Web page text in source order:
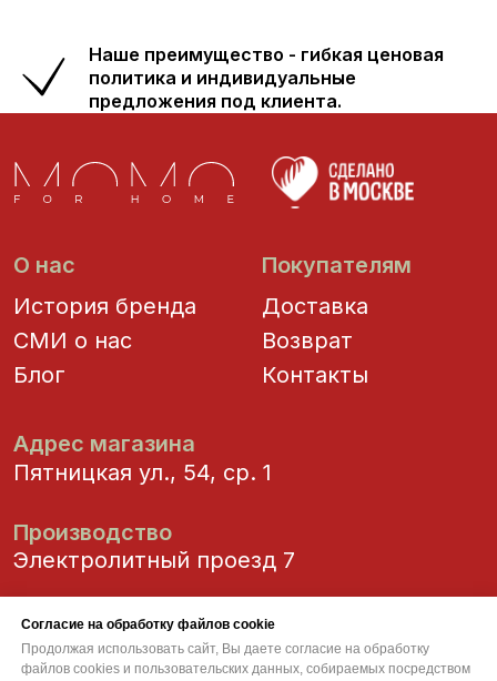
Наше преимущество - гибкая ценовая
политика и индивидуальные
предложения под клиента.
Согласие на обработку файлов cookie
Продолжая использовать сайт, Вы даете согласие на обработку
файлов cookies и пользовательских данных, собираемых посредством